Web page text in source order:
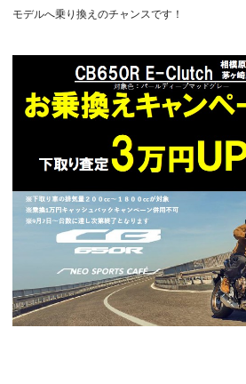
モデルへ乗り換えのチャンスです！